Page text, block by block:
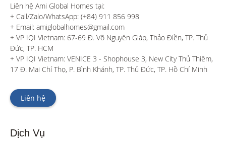
Liên hệ Ami Global Homes tại:
+ Call/Zalo/WhatsApp: (+84) 911 856 998
+ Email: amiglobalhomes@gmail.com
+ VP IQI Vietnam: 67-69 Đ. Võ Nguyên Giáp, Thảo Điền, TP. Thủ
Đức, TP. HCM
+ VP IQI Vietnam: VENICE 3 - Shophouse 3, New City Thủ Thiêm,
17 Đ. Mai Chí Thọ, P. Bình Khánh, TP. Thủ Đức, TP. Hồ Chí Minh
Liên hệ
Dịch Vụ